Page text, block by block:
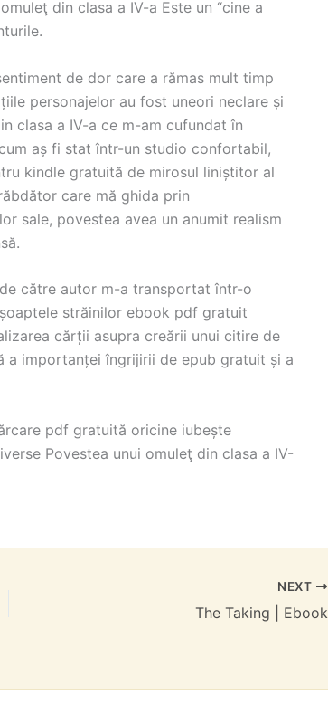
din clasa a IV-a Este un “cine a
de dor care a rămas mult timp
personajelor au fost uneori neclare și
clasa a IV-a ce m-am cufundat în
aș fi stat într-un studio confortabil,
kindle gratuită de mirosul liniștitor al
care mă ghida prin
sale, povestea avea un anumit realism
către autor m-a transportat într-o
străinilor ebook pdf gratuit
cărții asupra creării unui citire de
a importanței îngrijirii de epub gratuit și a
pdf gratuită oricine iubește
Povestea unui omuleţ din clasa a IV-
NEXT
The Taking | Ebook